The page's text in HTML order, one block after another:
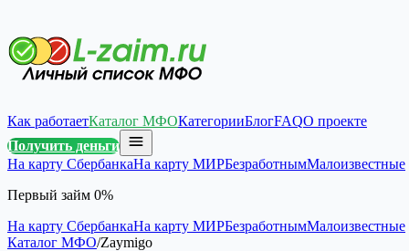
Как работаетКаталог МФОКатегорииБлогFAQО проекте
Получить деньги
На карту СбербанкаНа карту МИРБезработнымМалоизвестные
Первый займ 0%
На карту СбербанкаНа карту МИРБезработнымМалоизвестные
Каталог МФО/Zaymigo